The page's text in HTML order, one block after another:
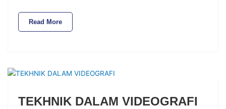
Read More
TEKHNIK DALAM VIDEOGRAFI